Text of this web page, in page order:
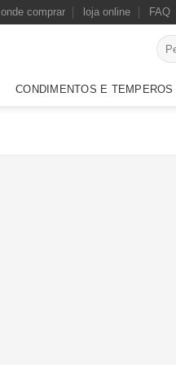
onde comprar loja online FAQ
por:
CONDIMENTOS E TEMPEROS